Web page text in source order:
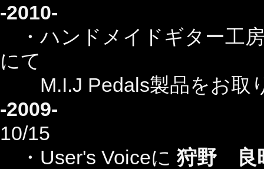
-2010-
・ハンドメイドギター工
にて
M.I.J Pedals製品をお取
-2009-
10/15
・User's Voiceに 狩野 良